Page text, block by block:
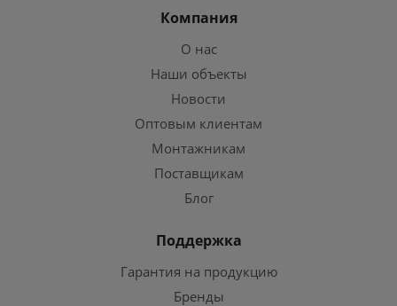
Компания
О нас
Наши объекты
Новости
Оптовым клиентам
Монтажникам
Поставщикам
Блог
Поддержка
Гарантия на продукцию
Бренды